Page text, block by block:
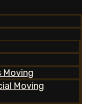
Moving
Moving